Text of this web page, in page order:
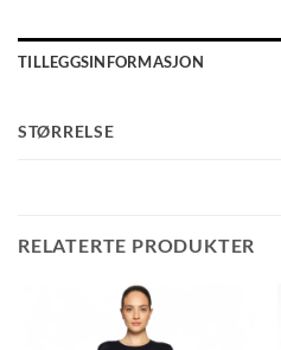
TILLEGGSINFORMASJON
STØRRELSE
RELATERTE PRODUKTER